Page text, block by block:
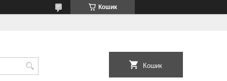
Кошик
Кошик